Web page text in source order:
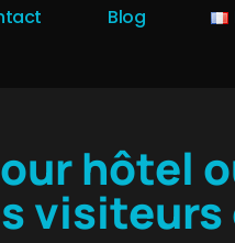
Blog
hôtel